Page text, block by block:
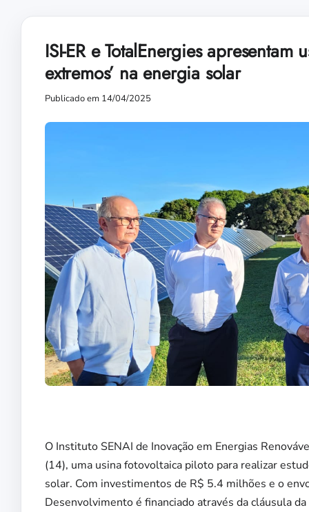
ISI-ER e TotalEnergies apresentam
extremos’ na energia solar
Publicado em 14/04/2025
O Instituto SENAI de Inovação em Energias
(14), uma usina fotovoltaica piloto para realizar
solar. Com investimentos de R$ 5.4 milhões e o
Desenvolvimento é financiado através da cláusula